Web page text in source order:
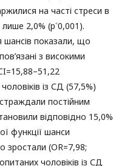
на часті стреси в
2,0% (р˂0,001).
шансів показали, що
з високими
із СД (57,5%)
постійним
відповідно 15,0%
функції шанси
зростали (OR=7,98;
чоловіків із СД